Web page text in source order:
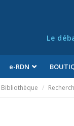
Le
e-RDN
Bibliothèque